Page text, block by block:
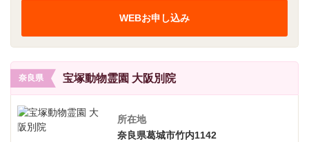
WEBお申し込み
奈良県 宝塚動物霊園 大阪別院
所在地
奈良県葛城市竹内1142